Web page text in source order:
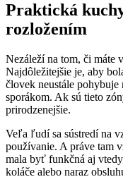
Praktická
rozložením
Nezáleží na tom, či máte
Najdôležitejšie je, aby
človek neustále
sporákom. Ak sú tieto
prirodzenejšie.
Veľa ľudí sa sústredí na
používanie. A práve tam
mala byť funkčná aj
koláče alebo naraz